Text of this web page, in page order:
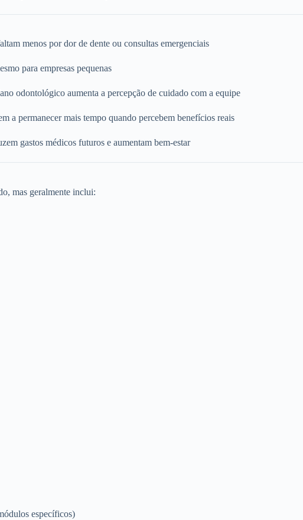
menos por dor de dente ou consultas emergenciais
para empresas pequenas
odontológico aumenta a percepção de cuidado com a equipe
a permanecer mais tempo quando percebem benefícios reais
gastos médicos futuros e aumentam bem-estar
mas geralmente inclui:
específicos)